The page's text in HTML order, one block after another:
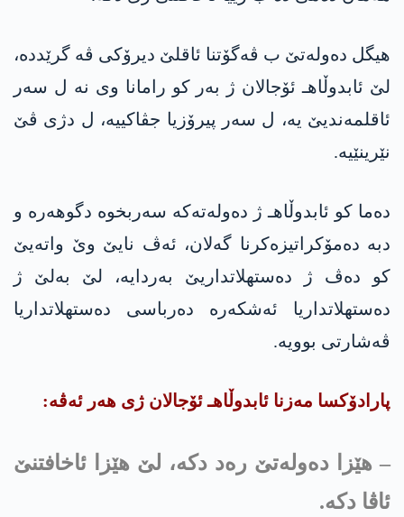
هیگل دەولەتێ ب ڤەگۆتنا ئاقلێ دیرۆکی ڤە گرێددە،
لێ ئابدوڵاهـ ئۆجالان ژ بەر کو رامانا وی نە ل سەر
ئاقلمه‌ندیێ یه‌، ل سەر پیرۆزیا جڤاکییە، ل دژی ڤێ
نێرینێیە.
دەما کو ئابدوڵاهـ ژ دەولەتەکە سەربخوە دگوهەرە و
دبە دەمۆکراتیزەکرنا گەلان، ئەڤ نایێ وێ واتەیێ
کو دەڤ ژ دەستهلاتداریێ بەردایە، لێ بەلێ ژ
دەستهلاتداریا ئەشکەرە دەرباسی دەستهلاتداریا
ڤەشارتی بوویە.
پارادۆکسا مەزنا ئابدوڵاهـ ئۆجالان ژی هه‌ر ئەڤە:
– هێزا دەولەتێ رەد دکە، لێ هێزا ئاخافتنێ
ئاڤا دکە.